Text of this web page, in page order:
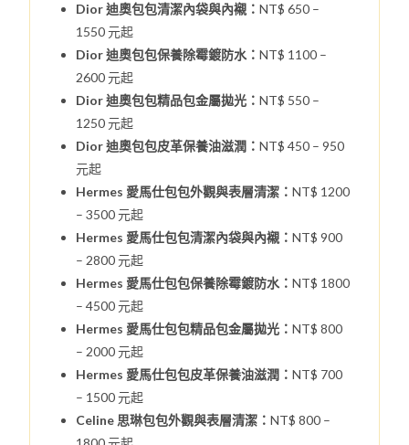
Dior 迪奧包包清潔內袋與內襯：NT$ 650 –
1550 元起
Dior 迪奧包包保養除霉鍍防水：NT$ 1100 –
2600 元起
Dior 迪奧包包精品包金屬拋光：NT$ 550 –
1250 元起
Dior 迪奧包包皮革保養油滋潤：NT$ 450 – 950
元起
Hermes 愛馬仕包包外觀與表層清潔：NT$ 1200
– 3500 元起
Hermes 愛馬仕包包清潔內袋與內襯：NT$ 900
– 2800 元起
Hermes 愛馬仕包包保養除霉鍍防水：NT$ 1800
– 4500 元起
Hermes 愛馬仕包包精品包金屬拋光：NT$ 800
– 2000 元起
Hermes 愛馬仕包包皮革保養油滋潤：NT$ 700
– 1500 元起
Celine 思琳包包外觀與表層清潔：NT$ 800 –